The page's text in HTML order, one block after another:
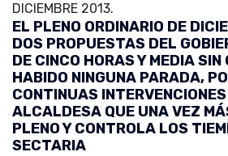
DICIEMBRE 2013.
EL PLENO ORDINARIO DE
DOS PROPUESTAS DEL
DE CINCO HORAS Y MEDIA SIN
HABIDO NINGUNA PARADA,
CONTINUAS
ALCALDESA QUE UNA VEZ
PLENO Y CONTROLA LOS
SECTARIA